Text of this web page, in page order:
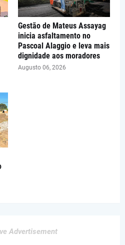
Gestão de Mateus Assayag
inicia asfaltamento no
Pascoal Alaggio e leva mais
dignidade aos moradores
Augusto 06, 2026
Advertisement